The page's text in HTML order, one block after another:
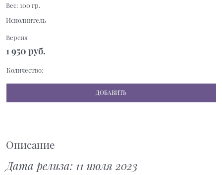
Вес: 100 гр.
Исполнитель
Версия
1 950 руб.
Количество:
ДОБАВИТЬ
Описание
Дата релиза: 11 июля 2023